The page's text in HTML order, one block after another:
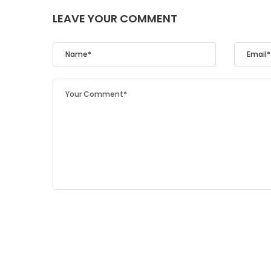
LEAVE YOUR COMMENT